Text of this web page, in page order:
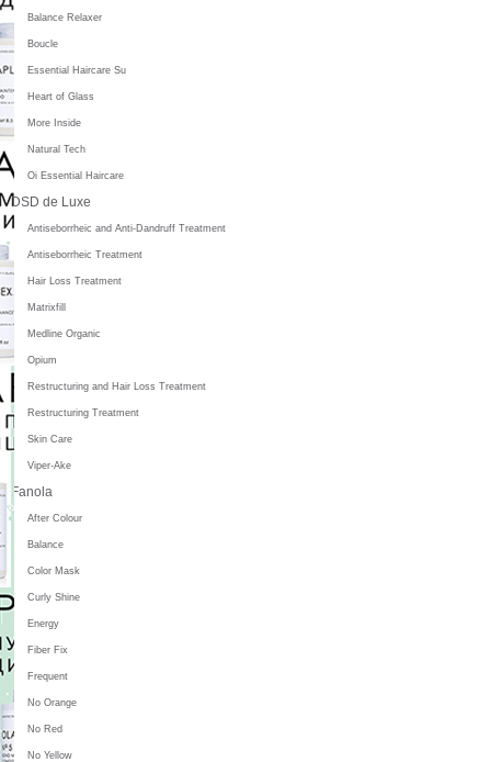
Balance Relaxer
Boucle
Essential Haircare Su
Heart of Glass
More Inside
Natural Tech
Oi Essential Haircare
DSD de Luxe
Antiseborrheic and Anti-Dandruff Treatment
Antiseborrheic Treatment
Hair Loss Treatment
Matrixfill
Medline Organic
Opium
Restructuring and Hair Loss Treatment
Restructuring Treatment
Skin Care
Viper-Ake
Fanola
After Colour
Balance
Color Mask
Curly Shine
Energy
Fiber Fix
Frequent
No Orange
No Red
No Yellow